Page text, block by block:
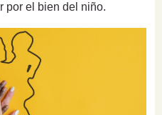
por el bien del niño.